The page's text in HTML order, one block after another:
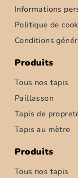
Tapis
Informations
Politique de
Conditions
Produits
Tous nos tapis
Paillasson
Tapis de
Tapis au mètre
Produits
Tous nos tapis